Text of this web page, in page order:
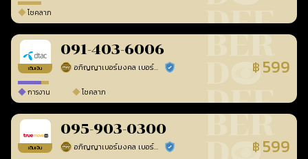
โชคลาภ
เติมเงิน
091-403-6006
อภิญญาเบอร์มงคล เบอร์สวยเลขศาสตร์ ร้านยืนยันแล้ว ฿ 599
การงาน โชคลาภ
เติมเงิน
095-903-0300
อภิญญาเบอร์มงคล เบอร์สวยเลขศาสตร์ ร้านยืนยันแล้ว ฿ 599